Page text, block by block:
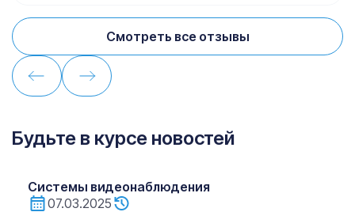
Смотреть все отзывы
Будьте в курсе новостей
Системы видеонаблюдения
07.03.2025